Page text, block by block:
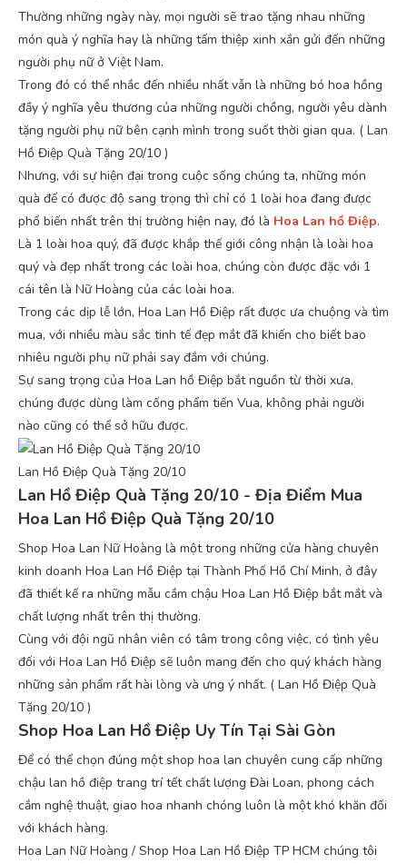
Thường những ngày này, mọi người sẽ trao tặng nhau những
món quà ý nghĩa hay là những tấm thiệp xinh xắn gửi đến những
người phụ nữ ở Việt Nam.
Trong đó có thể nhắc đến nhiều nhất vẫn là những bó hoa hồng
đầy ý nghĩa yêu thương của những người chồng, người yêu dành
tặng người phụ nữ bên cạnh mình trong suốt thời gian qua. ( Lan
Hồ Điệp Quà Tặng 20/10 )
Nhưng, với sự hiện đại trong cuộc sống chúng ta, những món
quà để có được độ sang trọng thì chỉ có 1 loài hoa đang được
phổ biến nhất trên thị trường hiện nay, đó là Hoa Lan hồ Điệp.
Là 1 loài hoa quý, đã được khắp thế giới công nhận là loài hoa
quý và đẹp nhất trong các loài hoa, chúng còn được đặc với 1
cái tên là Nữ Hoàng của các loài hoa.
Trong các dịp lễ lớn, Hoa Lan Hồ Điệp rất được ưa chuộng và tìm
mua, với nhiều màu sắc tinh tế đẹp mắt đã khiến cho biết bao
nhiêu người phụ nữ phải say đắm với chúng.
Sự sang trọng của Hoa Lan hồ Điệp bắt nguồn từ thời xưa,
chúng được dùng làm cống phẩm tiến Vua, không phải người
nào cũng có thể sở hữu được.
Lan Hồ Điệp Quà Tặng 20/10
Lan Hồ Điệp Quà Tặng 20/10 - Địa Điểm Mua
Hoa Lan Hồ Điệp Quà Tặng 20/10
Shop Hoa Lan Nữ Hoàng là một trong những cửa hàng chuyên
kinh doanh Hoa Lan Hồ Điệp tại Thành Phố Hồ Chí Minh, ở đây
đã thiết kế ra những mẫu cắm chậu Hoa Lan Hồ Điệp bắt mắt và
chất lượng nhất trên thị thường.
Cùng với đội ngũ nhân viên có tâm trong công việc, có tình yêu
đối với Hoa Lan Hồ Điệp sẽ luôn mang đến cho quý khách hàng
những sản phẩm rất hài lòng và ưng ý nhất. ( Lan Hồ Điệp Quà
Tặng 20/10 )
Shop Hoa Lan Hồ Điệp Uy Tín Tại Sài Gòn
Để có thể chọn đúng một shop hoa lan chuyên cung cấp những
chậu lan hồ điệp trang trí tết chất lượng Đài Loan, phong cách
cắm nghệ thuật, giao hoa nhanh chóng luôn là một khó khăn đối
với khách hàng.
Hoa Lan Nữ Hoàng / Shop Hoa Lan Hồ Điệp TP HCM chúng tôi